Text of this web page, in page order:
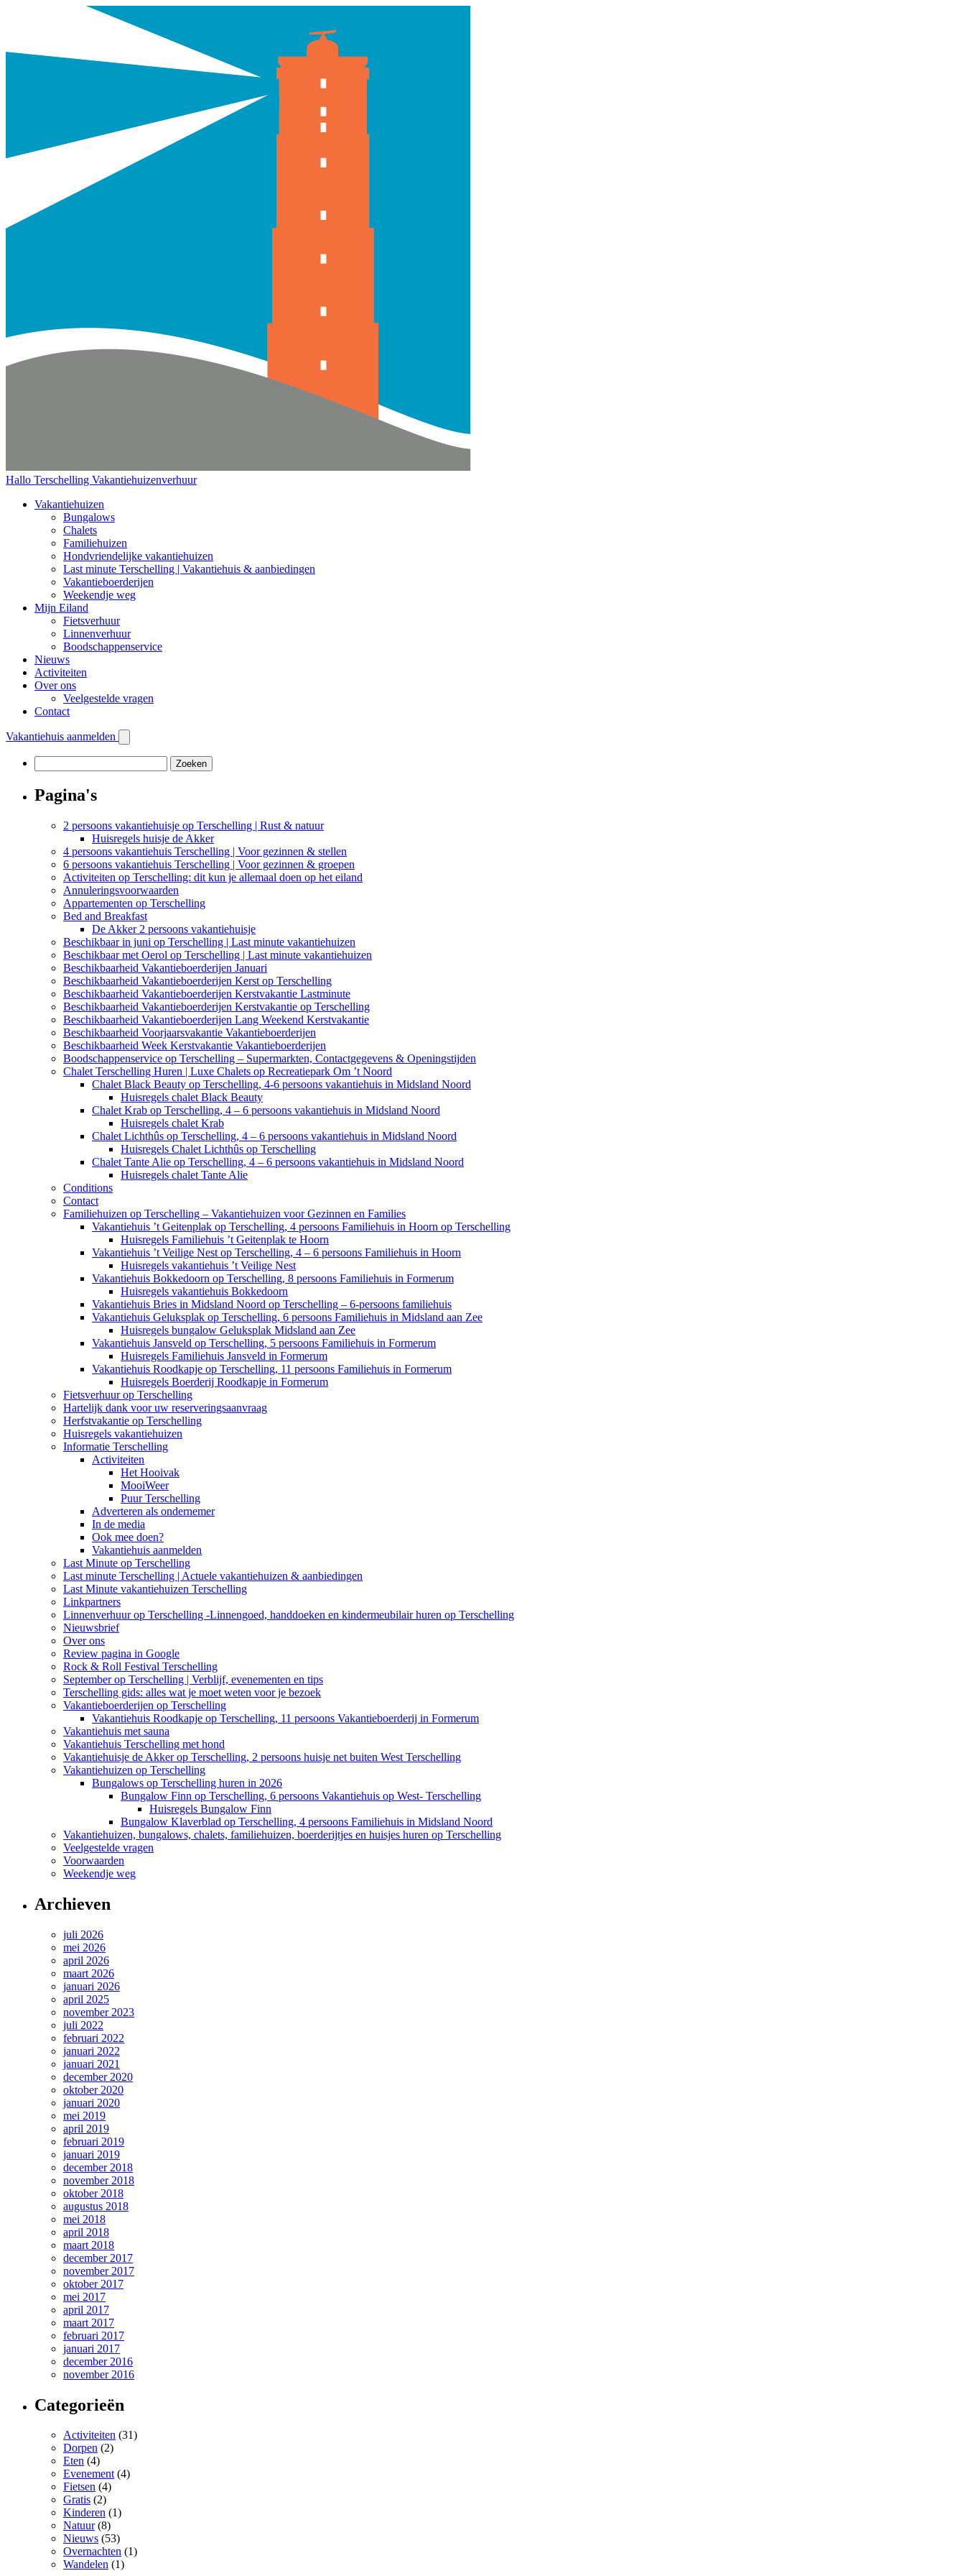
Hallo Terschelling Vakantiehuizenverhuur
Vakantiehuizen
Bungalows
Chalets
Familiehuizen
Hondvriendelijke vakantiehuizen
Last minute Terschelling | Vakantiehuis & aanbiedingen
Vakantieboerderijen
Weekendje weg
Mijn Eiland
Fietsverhuur
Linnenverhuur
Boodschappenservice
Nieuws
Activiteiten
Over ons
Veelgestelde vragen
Contact
Vakantiehuis aanmelden
naar:
Pagina's
2 persoons vakantiehuisje op Terschelling | Rust & natuur
Huisregels huisje de Akker
4 persoons vakantiehuis Terschelling | Voor gezinnen & stellen
6 persoons vakantiehuis Terschelling | Voor gezinnen & groepen
Activiteiten op Terschelling: dit kun je allemaal doen op het eiland
Annuleringsvoorwaarden
Appartementen op Terschelling
Bed and Breakfast
De Akker 2 persoons vakantiehuisje
Beschikbaar in juni op Terschelling | Last minute vakantiehuizen
Beschikbaar met Oerol op Terschelling | Last minute vakantiehuizen
Beschikbaarheid Vakantieboerderijen Januari
Beschikbaarheid Vakantieboerderijen Kerst op Terschelling
Beschikbaarheid Vakantieboerderijen Kerstvakantie Lastminute
Beschikbaarheid Vakantieboerderijen Kerstvakantie op Terschelling
Beschikbaarheid Vakantieboerderijen Lang Weekend Kerstvakantie
Beschikbaarheid Voorjaarsvakantie Vakantieboerderijen
Beschikbaarheid Week Kerstvakantie Vakantieboerderijen
Boodschappenservice op Terschelling – Supermarkten, Contactgegevens & Openingstijden
Chalet Terschelling Huren | Luxe Chalets op Recreatiepark Om ’t Noord
Chalet Black Beauty op Terschelling, 4-6 persoons vakantiehuis in Midsland Noord
Huisregels chalet Black Beauty
Chalet Krab op Terschelling, 4 – 6 persoons vakantiehuis in Midsland Noord
Huisregels chalet Krab
Chalet Lichthûs op Terschelling, 4 – 6 persoons vakantiehuis in Midsland Noord
Huisregels Chalet Lichthûs op Terschelling
Chalet Tante Alie op Terschelling, 4 – 6 persoons vakantiehuis in Midsland Noord
Huisregels chalet Tante Alie
Conditions
Contact
Familiehuizen op Terschelling – Vakantiehuizen voor Gezinnen en Families
Vakantiehuis ’t Geitenplak op Terschelling, 4 persoons Familiehuis in Hoorn op Terschelling
Huisregels Familiehuis ’t Geitenplak te Hoorn
Vakantiehuis ’t Veilige Nest op Terschelling, 4 – 6 persoons Familiehuis in Hoorn
Huisregels vakantiehuis ’t Veilige Nest
Vakantiehuis Bokkedoorn op Terschelling, 8 persoons Familiehuis in Formerum
Huisregels vakantiehuis Bokkedoorn
Vakantiehuis Bries in Midsland Noord op Terschelling – 6-persoons familiehuis
Vakantiehuis Geluksplak op Terschelling, 6 persoons Familiehuis in Midsland aan Zee
Huisregels bungalow Geluksplak Midsland aan Zee
Vakantiehuis Jansveld op Terschelling, 5 persoons Familiehuis in Formerum
Huisregels Familiehuis Jansveld in Formerum
Vakantiehuis Roodkapje op Terschelling, 11 persoons Familiehuis in Formerum
Huisregels Boerderij Roodkapje in Formerum
Fietsverhuur op Terschelling
Hartelijk dank voor uw reserveringsaanvraag
Herfstvakantie op Terschelling
Huisregels vakantiehuizen
Informatie Terschelling
Activiteiten
Het Hooivak
MooiWeer
Puur Terschelling
Adverteren als ondernemer
In de media
Ook mee doen?
Vakantiehuis aanmelden
Last Minute op Terschelling
Last minute Terschelling | Actuele vakantiehuizen & aanbiedingen
Last Minute vakantiehuizen Terschelling
Linkpartners
Linnenverhuur op Terschelling -Linnengoed, handdoeken en kindermeubilair huren op Terschelling
Nieuwsbrief
Over ons
Review pagina in Google
Rock & Roll Festival Terschelling
September op Terschelling | Verblijf, evenementen en tips
Terschelling gids: alles wat je moet weten voor je bezoek
Vakantieboerderijen op Terschelling
Vakantiehuis Roodkapje op Terschelling, 11 persoons Vakantieboerderij in Formerum
Vakantiehuis met sauna
Vakantiehuis Terschelling met hond
Vakantiehuisje de Akker op Terschelling, 2 persoons huisje net buiten West Terschelling
Vakantiehuizen op Terschelling
Bungalows op Terschelling huren in 2026
Bungalow Finn op Terschelling, 6 persoons Vakantiehuis op West- Terschelling
Huisregels Bungalow Finn
Bungalow Klaverblad op Terschelling, 4 persoons Familiehuis in Midsland Noord
Vakantiehuizen, bungalows, chalets, familiehuizen, boerderijtjes en huisjes huren op Terschelling
Veelgestelde vragen
Voorwaarden
Weekendje weg
Archieven
juli 2026
mei 2026
april 2026
maart 2026
januari 2026
april 2025
november 2023
juli 2022
februari 2022
januari 2022
januari 2021
december 2020
oktober 2020
januari 2020
mei 2019
april 2019
februari 2019
januari 2019
december 2018
november 2018
oktober 2018
augustus 2018
mei 2018
april 2018
maart 2018
december 2017
november 2017
oktober 2017
mei 2017
april 2017
maart 2017
februari 2017
januari 2017
december 2016
november 2016
Categorieën
Activiteiten (31)
Dorpen (2)
Eten (4)
Evenement(4)
Fietsen (4)
Gratis (2)
Kinderen (1)
Natuur(8)
Nieuws (53)
Overnachten (1)
Wandelen (1)